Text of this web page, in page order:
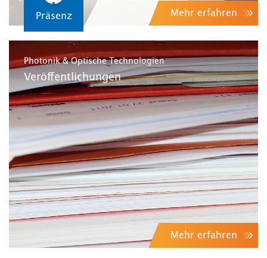
Präsenz Mehr erfahren
Photonik & Optische Technologien
Veröffentlichungen
Mehr erfahren